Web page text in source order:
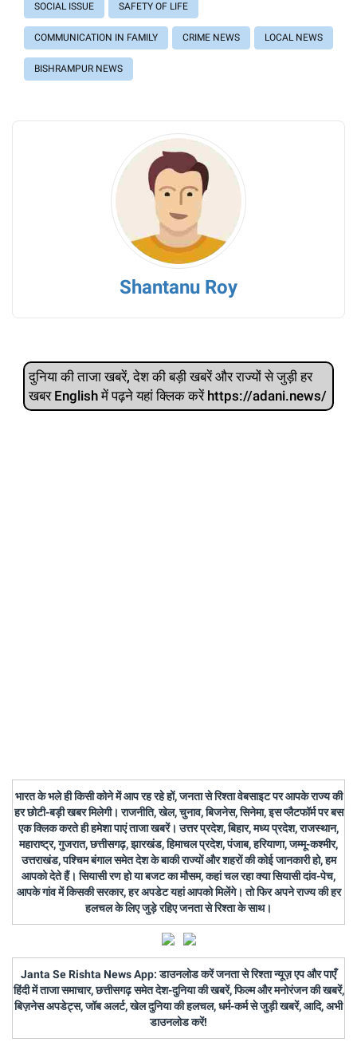
SOCIAL ISSUE SAFETY OF LIFE
COMMUNICATION IN FAMILY CRIME NEWS LOCAL NEWS
BISHRAMPUR NEWS
Shantanu Roy
दुनिया की ताजा खबरें, देश की बड़ी खबरें और राज्‍यों से जुड़ी हर
खबर English में पढ़ने यहां क्लिक करें https://adani.news/
भारत के भले ही किसी कोने में आप रह रहे हों, जनता से रिश्ता वेबसाइट पर आपके राज्य की
हर छोटी-बड़ी खबर मिलेगी। राजनीति, खेल, चुनाव, बिजनेस, सिनेमा, इस प्लैटफॉर्म पर बस
एक क्लिक करते ही हमेशा पाएं ताजा खबरें। उत्तर प्रदेश, बिहार, मध्य प्रदेश, राजस्थान,
महाराष्ट्र, गुजरात, छत्तीसगढ़, झारखंड, हिमाचल प्रदेश, पंजाब, हरियाणा, जम्मू-कश्मीर,
उत्तराखंड, पश्चिम बंगाल समेत देश के बाकी राज्यों और शहरों की कोई जानकारी हो, हम
आपको देते हैं। सियासी रण हो या बजट का मौसम, कहां चल रहा क्या सियासी दांव-पेच,
आपके गांव में किसकी सरकार, हर अपडेट यहां आपको मिलेंगे। तो फिर अपने राज्य की हर
हलचल के लिए जुड़े रहिए जनता से रिश्ता के साथ।
Janta Se Rishta News App: डाउनलोड करें जनता से रिश्ता न्यूज़ एप और पाएँ
हिंदी में ताजा समाचार, छत्तीसगढ़ समेत देश-दुनिया की खबरें, फिल्म और मनोरंजन की खबरें,
बिज़नेस अपडेट्स, जॉब अलर्ट, खेल दुनिया की हलचल, धर्म-कर्म से जुड़ी खबरें, आदि, अभी
डाउनलोड करें!